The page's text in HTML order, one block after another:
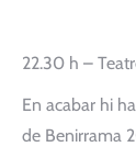
22.30 h –
En acabar hi
de Benirrama